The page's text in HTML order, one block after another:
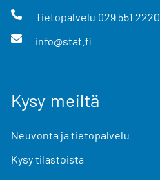
Tietopalvelu 029 551 2220
info@stat.fi
Kysy meiltä
Neuvonta ja tietopalvelu
Kysy tilastoista